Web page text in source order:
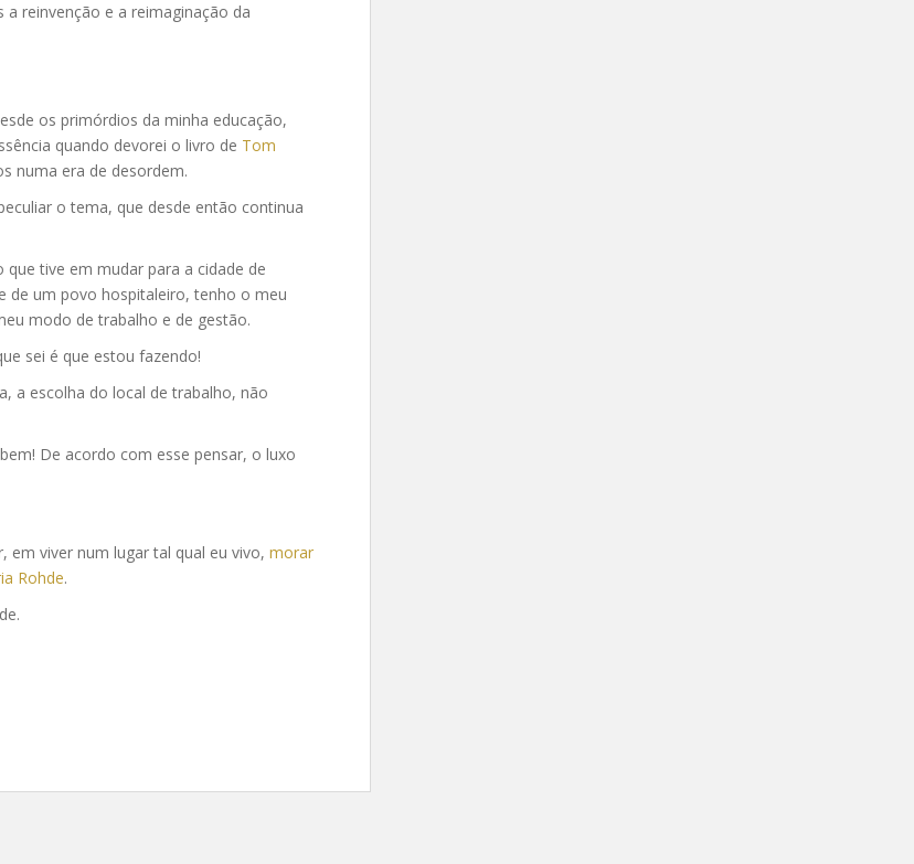
reinvenção e a reimaginação da
os primórdios da minha educação,
quando devorei o livro de Tom
numa era de desordem.
o tema, que desde então continua
tive em mudar para a cidade de
de um povo hospitaleiro, tenho o meu
modo de trabalho e de gestão.
sei é que estou fazendo!
a escolha do local de trabalho, não
De acordo com esse pensar, o luxo
em viver num lugar tal qual eu vivo, morar
Rohde.